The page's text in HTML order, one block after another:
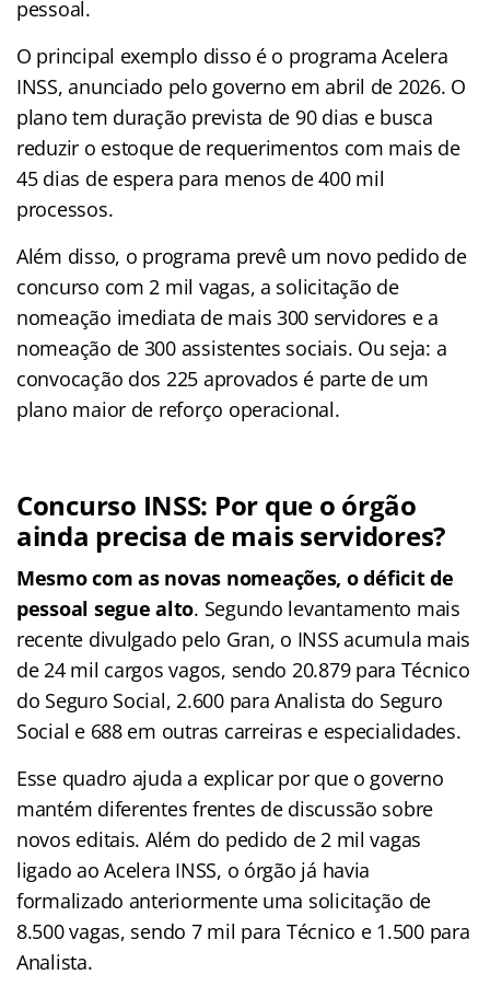
pessoal.
O principal exemplo disso é o programa Acelera
INSS, anunciado pelo governo em abril de 2026. O
plano tem duração prevista de 90 dias e busca
reduzir o estoque de requerimentos com mais de
45 dias de espera para menos de 400 mil
processos.
Além disso, o programa prevê um novo pedido de
concurso com 2 mil vagas, a solicitação de
nomeação imediata de mais 300 servidores e a
nomeação de 300 assistentes sociais. Ou seja: a
convocação dos 225 aprovados é parte de um
plano maior de reforço operacional.
Concurso INSS: Por que o órgão
ainda precisa de mais servidores?
Mesmo com as novas nomeações, o déficit de
pessoal segue alto. Segundo levantamento mais
recente divulgado pelo Gran, o INSS acumula mais
de 24 mil cargos vagos, sendo 20.879 para Técnico
do Seguro Social, 2.600 para Analista do Seguro
Social e 688 em outras carreiras e especialidades.
Esse quadro ajuda a explicar por que o governo
mantém diferentes frentes de discussão sobre
novos editais. Além do pedido de 2 mil vagas
ligado ao Acelera INSS, o órgão já havia
formalizado anteriormente uma solicitação de
8.500 vagas, sendo 7 mil para Técnico e 1.500 para
Analista.